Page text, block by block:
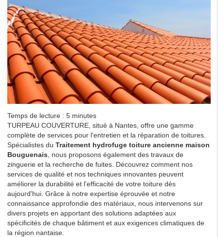
Temps de lecture : 5 minutes
TURPEAU COUVERTURE, situé à Nantes, offre une gamme
complète de services pour l'entretien et la réparation de toitures.
Spécialistes du Traitement hydrofuge toiture ancienne maison
Bouguenais , nous proposons également des travaux de
zinguerie et la recherche de fuites. Découvrez comment nos
services de qualité et nos techniques innovantes peuvent
améliorer la durabilité et l'efficacité de votre toiture dès
aujourd'hui. Grâce à notre expertise éprouvée et notre
connaissance approfondie des matériaux, nous intervenons sur
divers projets en apportant des solutions adaptées aux
spécificités de chaque bâtiment et aux exigences climatiques de
la région nantaise.